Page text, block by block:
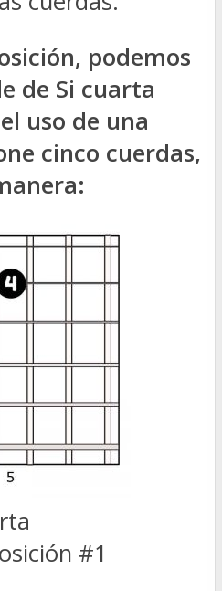
podemos
de Si cuarta
uso de una
cinco cuerdas,
#1